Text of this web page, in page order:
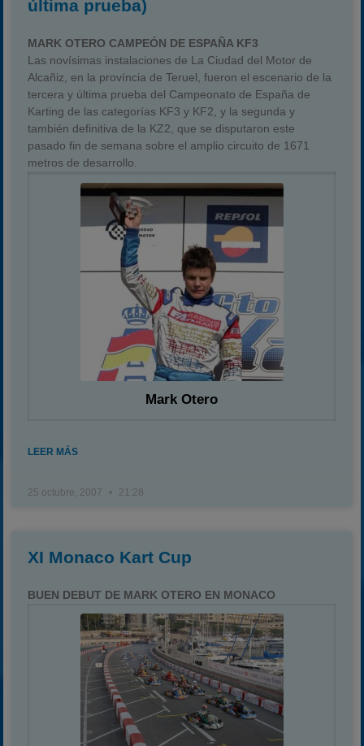
última prueba)
MARK OTERO CAMPEÓN DE ESPAÑA KF3
Las novísimas instalaciones de La Ciudad del Motor de
Alcañiz, en la província de Teruel, fueron el escenario de la
tercera y última prueba del Campeonato de España de
Karting de las categorías KF3 y KF2, y la segunda y
también definitiva de la KZ2, que se disputaron este
pasado fin de semana sobre el amplio circuito de 1671
metros de desarrollo.
Mark Otero
LEER MÁS
25 octubre, 2007 21:28
XI Monaco Kart Cup
BUEN DEBUT DE MARK OTERO EN MONACO